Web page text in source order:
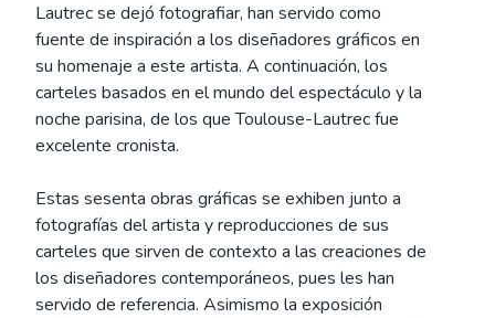
Lautrec se dejó fotografiar, han servido como
fuente de inspiración a los diseñadores gráficos en
su homenaje a este artista. A continuación, los
carteles basados en el mundo del espectáculo y la
noche parisina, de los que Toulouse-Lautrec fue
excelente cronista.
Estas sesenta obras gráficas se exhiben junto a
fotografías del artista y reproducciones de sus
carteles que sirven de contexto a las creaciones de
los diseñadores contemporáneos, pues les han
servido de referencia. Asimismo la exposición